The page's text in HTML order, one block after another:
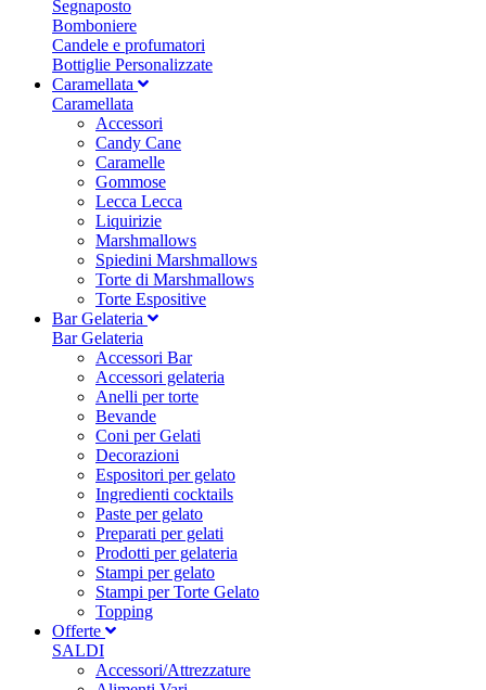
Segnaposto
Bomboniere
Candele e profumatori
Bottiglie Personalizzate
Caramellata
Caramellata
Accessori
Candy Cane
Caramelle
Gommose
Lecca Lecca
Liquirizie
Marshmallows
Spiedini Marshmallows
Torte di Marshmallows
Torte Espositive
Bar Gelateria
Bar Gelateria
Accessori Bar
Accessori gelateria
Anelli per torte
Bevande
Coni per Gelati
Decorazioni
Espositori per gelato
Ingredienti cocktails
Paste per gelato
Preparati per gelati
Prodotti per gelateria
Stampi per gelato
Stampi per Torte Gelato
Topping
Offerte
SALDI
Accessori/Attrezzature